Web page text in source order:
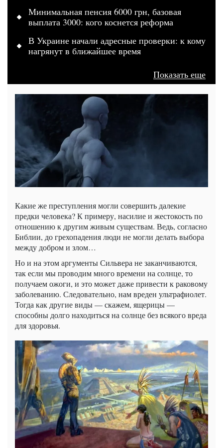
Минимальная пенсия 6000 грн, базовая
выплата 3000: кого коснется реформа
В Украине начали адресные проверки: к кому
нагрянут в ближайшее время
Показать еще
Какие же преступления могли совершить далекие
предки человека? К примеру, насилие и жестокость по
отношению к другим живым существам. Ведь, согласно
Библии, до грехопадения люди не могли делать выбора
между добром и злом…
Но и на этом аргументы Сильвера не заканчиваются,
так если мы проводим много времени на солнце, то
получаем ожоги, и это может даже привести к раковому
заболеванию. Следовательно, нам вреден ультрафиолет.
Тогда как другие виды — скажем, ящерицы —
способны долго находиться на солнце без всякого вреда
для здоровья.